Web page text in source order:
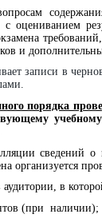
оцениванием
и
записи в
порядка
сведений
организуется
в
(при наличии);